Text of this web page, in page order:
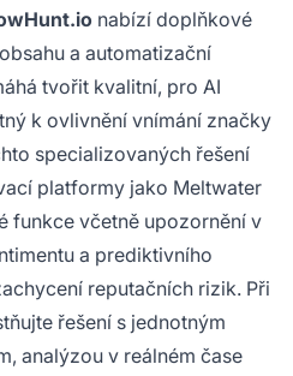
nabízí doplňkové
a automatizační
tvořit kvalitní, pro AI
k ovlivnění vnímání značky
specializovaných řešení
platformy jako Meltwater
funkce včetně upozornění v
a prediktivního
reputačních rizik. Při
řešení s jednotným
analýzou v reálném čase